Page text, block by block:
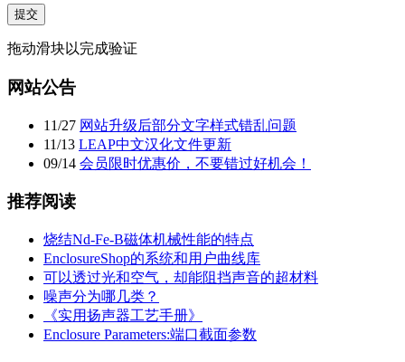
提交
拖动滑块以完成验证
网站公告
11/27 网站升级后部分文字样式错乱问题
11/13 LEAP中文汉化文件更新
09/14 会员限时优惠价，不要错过好机会！
推荐阅读
烧结Nd-Fe-B磁体机械性能的特点
EnclosureShop的系统和用户曲线库
可以透过光和空气，却能阻挡声音的超材料
噪声分为哪几类？
《实用扬声器工艺手册》
Enclosure Parameters:端口截面参数